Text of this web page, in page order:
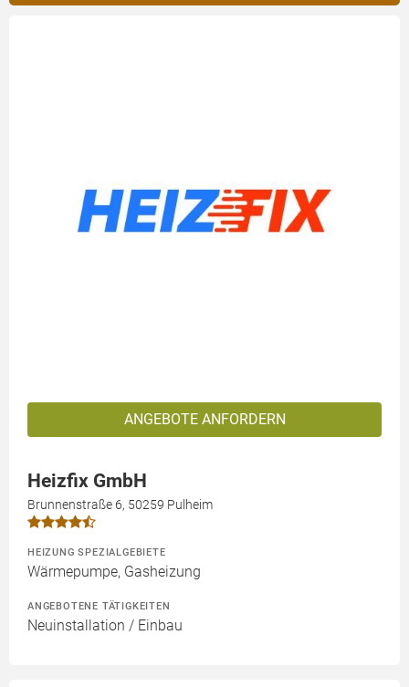
ANGEBOTE ANFORDERN
Heizfix GmbH
Brunnenstraße 6, 50259 Pulheim
HEIZUNG SPEZIALGEBIETE
Wärmepumpe, Gasheizung
ANGEBOTENE TÄTIGKEITEN
Neuinstallation / Einbau